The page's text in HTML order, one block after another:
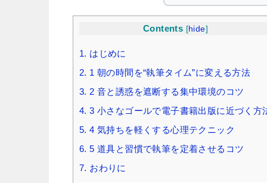
Contents [hide]
1. はじめに
2. 1 朝の時間を“執筆タイム”に変える方法
3. 2 音と誘惑を遮断する集中環境のコツ
4. 3 小さなゴールで電子書籍出版に近づく方
5. 4 気持ちを軽くする心理テクニック
6. 5 道具と習慣で執筆を定着させるコツ
7. おわりに